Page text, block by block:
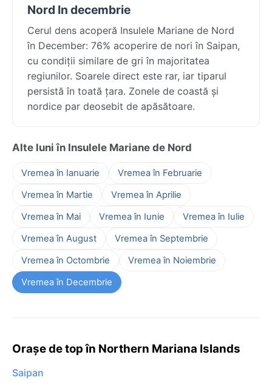
Nord In decembrie
Cerul dens acoperă Insulele Mariane de Nord
în December: 76% acoperire de nori în Saipan,
cu condiții similare de gri în majoritatea
regiunilor. Soarele direct este rar, iar tiparul
persistă în toată țara. Zonele de coastă și
nordice par deosebit de apăsătoare.
Alte luni în Insulele Mariane de Nord
Vremea în Ianuarie
Vremea în Februarie
Vremea în Martie
Vremea în Aprilie
Vremea în Mai
Vremea în Iunie
Vremea în Iulie
Vremea în August
Vremea în Septembrie
Vremea în Octombrie
Vremea în Noiembrie
Vremea în Decembrie
Orașe de top în Northern Mariana Islands
Saipan